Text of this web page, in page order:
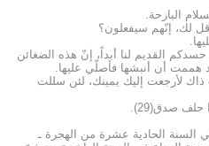
البارحة.
لك، إنّهم سيفعلون؟
القديم لنا أبداً، إنّ هذه الضغائن
هممت أن أنبشها فأصلّي عليها.
لأرجعت إليك يمينك، لئن سللت
صدق(29).
السنة الحادية عشرة من الهجرة ـ